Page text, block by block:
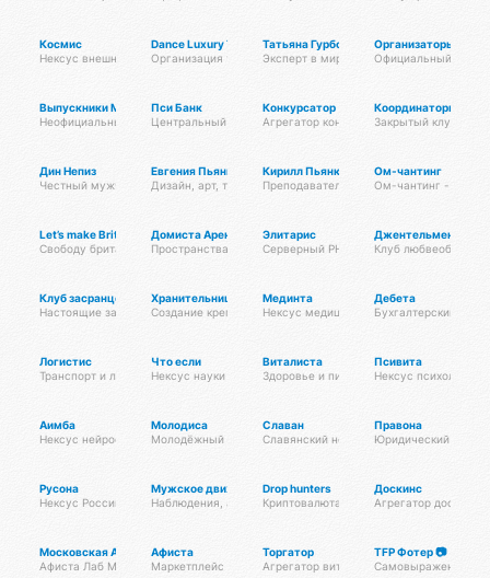
Космис
Нексус внешних рубежей
Dance Luxury Trips
Организация танцевальных вечеринок на теплоходе!
Татьяна Гурбо
Эксперт в мире красоты, проводник
Организаторы
Официальный клуб
Выпускники МТЦ
Неофициальный хаб выпускников
Пси Банк
Центральный банк экосистемы
Конкурсатор
Агрегатор конкурсов
Координаторы
Закрытый клуб
Дин Непиз
Честный мужчина
Евгения Пьянкова
Дизайн, арт, тату, духовные практики
Кирилл Пьянков
Преподаватель Атма крия йоги и
Ом-чантинг
Ом-чантинг - это
Let’s make Britain FREE!
Свободу британскому народу! #letsmakebritainfree #lmbf
Домиста Аренда
Пространства Псионы для работы и отдыха
Элитарис
Серверный PHP-фреймворк для
Джентельмены
Клуб
Клуб засранцев
Настоящие засранцы
Хранительницы очага
Создание крепкой семьи
Мединта
Нексус медицины
Дебета
Бухгалтерский
Логистис
Транспорт и логистика
Что если
Нексус науки
Виталиста
Здоровье и питание
Псивита
Нексус психологии
Аимба
Нексус нейросетей
Молодиса
Молодёжный нексус
Славан
Славянский нексус
Правона
Юридический нексус
Русона
Нексус России
Мужское движение
Наблюдения, анализ, обсуждения
Drop hunters
Криптовалюта
Доскинс
Агрегатор досок
Московская Афиста
Афиста Лаб Москвы и Подпосковья
Афиста
Маркетплейс мероприятий
Торгатор
Агрегатор витрин
TFP Фотер 📷
Самовыражение с